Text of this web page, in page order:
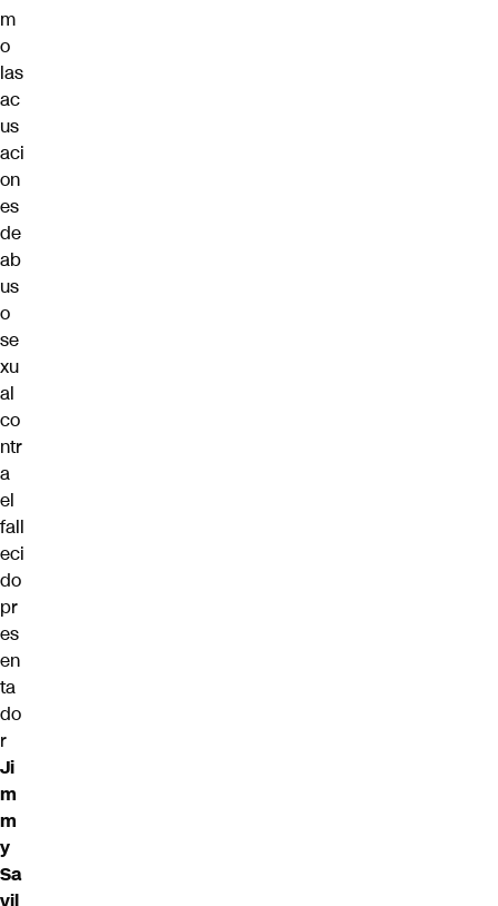
m
o
las
ac
us
aci
on
es
de
ab
us
o
se
xu
al
co
ntr
a
el
fall
eci
do
pr
es
en
ta
do
r
Ji
m
m
y
Sa
vil